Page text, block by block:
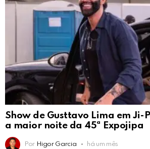
Show de Gusttavo Lima em Ji-
a maior noite da 45ª Expojipa
Por Higor Garcia há um mês